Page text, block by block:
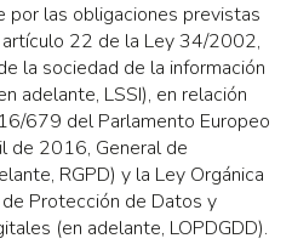
por las obligaciones previstas
22 de la Ley 34/2002,
la sociedad de la información
adelante, LSSI), en relación
679 del Parlamento Europeo
de 2016, General de
RGPD) y la Ley Orgánica
Protección de Datos y
(en adelante, LOPDGDD).